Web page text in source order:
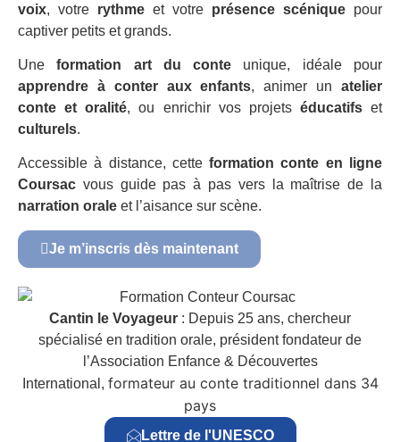
voix, votre rythme et votre présence scénique pour
captiver petits et grands.
Uneformation art du conte unique, idéale pour
apprendre à conter aux enfants, animer unatelier
conte et oralité, ou enrichir vos projets éducatifset
culturels.
Accessible à distance, cetteformation conte en ligne
Coursac vous guide pas à pas vers la maîtrise de la
narration orale et l’aisance sur scène.
Je m’inscris dès maintenant
Cantin le Voyageur : Depuis 25 ans, chercheur
spécialisé en tradition orale, président fondateur de
l’Association Enfance & Découvertes
International, formateur au conte traditionnel dans 34
pays
Lettre de l'UNESCO